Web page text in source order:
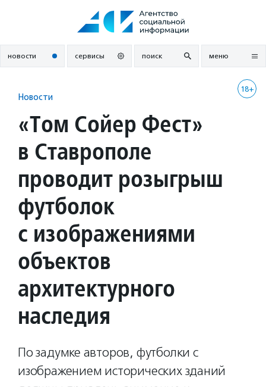
новости сервисы поиск меню
18+
Новости
«Том Сойер Фест»
в Ставрополе
проводит розыгрыш
футболок
с изображениями
объектов
архитектурного
наследия
По задумке авторов, футболки с
изображением исторических зданий